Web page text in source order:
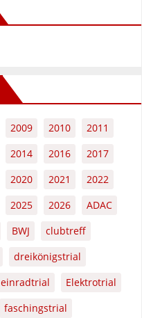
2009 2010
2011
2014 2016
2017
2020 2021
2022
2025 2026
ADAC
BWJ
clubtreff
dreikönigstrial
einradtrial
Elektrotrial
faschingstrial